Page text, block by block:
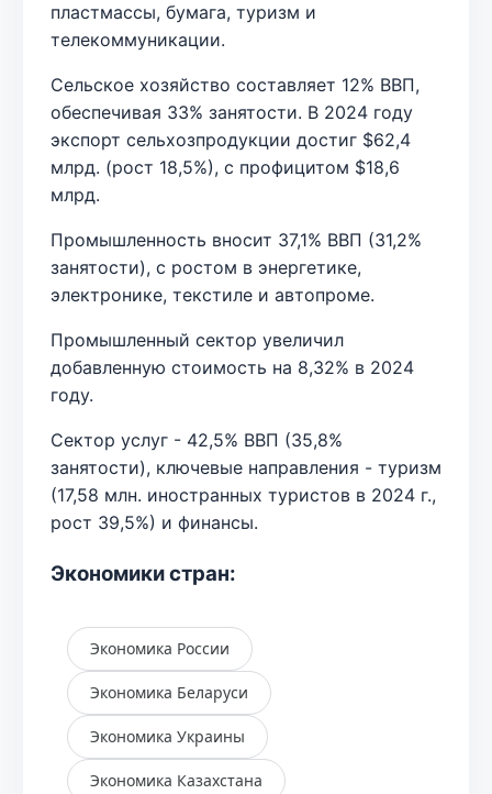
пластмассы, бумага, туризм и
телекоммуникации.
Сельское хозяйство составляет 12% ВВП,
обеспечивая 33% занятости. В 2024 году
экспорт сельхозпродукции достиг $62,4
млрд. (рост 18,5%), с профицитом $18,6
млрд.
Промышленность вносит 37,1% ВВП (31,2%
занятости), с ростом в энергетике,
электронике, текстиле и автопроме.
Промышленный сектор увеличил
добавленную стоимость на 8,32% в 2024
году.
Сектор услуг - 42,5% ВВП (35,8%
занятости), ключевые направления - туризм
(17,58 млн. иностранных туристов в 2024 г.,
рост 39,5%) и финансы.
Экономики стран:
Экономика России
Экономика Беларуси
Экономика Украины
Экономика Казахстана